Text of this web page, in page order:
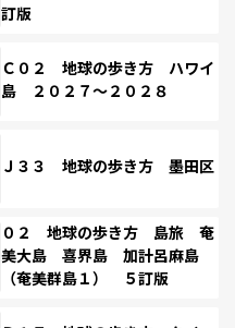
訂版
Ｃ０２ 地球の歩き方 ハワイ
島 ２０２７～２０２８
Ｊ３３ 地球の歩き方 墨田区
０２ 地球の歩き方 島旅 奄
美大島 喜界島 加計呂麻島
（奄美群島１） ５訂版